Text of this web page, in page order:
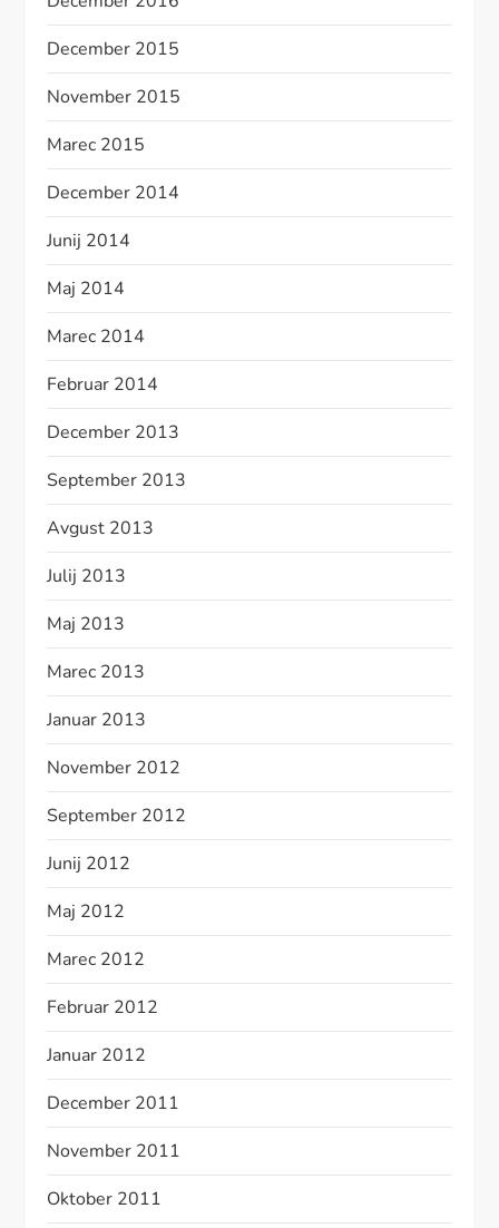
December 2015
November 2015
Marec 2015
December 2014
Junij 2014
Maj 2014
Marec 2014
Februar 2014
December 2013
September 2013
Avgust 2013
Julij 2013
Maj 2013
Marec 2013
Januar 2013
November 2012
September 2012
Junij 2012
Maj 2012
Marec 2012
Februar 2012
Januar 2012
December 2011
November 2011
Oktober 2011